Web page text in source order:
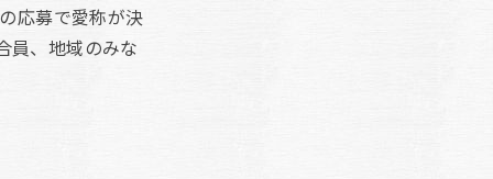
応募で愛称が決
員、地域のみな